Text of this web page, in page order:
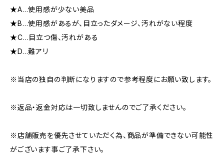
★A…使用感が少ない美品
★B…使用感があるが、目立ったダメージ、汚れがない程度
★C…目立つ傷、汚れがある
★D…難アリ
※当店の独自の判断になりますので参考程度にお願い致します。
※返品・返金対応は一切致しませんのでご了承ください。
※店舗販売を優先させていただく為、商品が準備できない可能性
がございます事ご了承下さい。